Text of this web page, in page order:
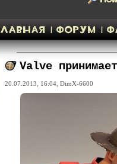
Valve
20.07.2013, 16:04, DimX-6600